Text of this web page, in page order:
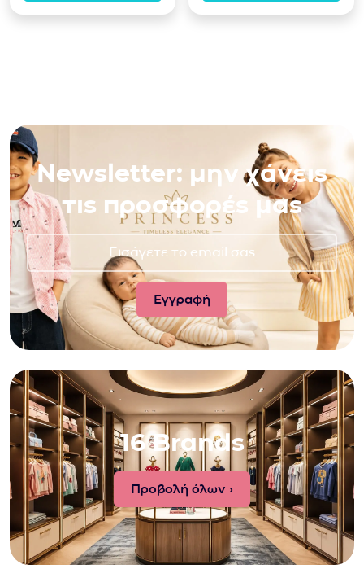
Newsletter: μην χάνεις
τις προσφορές μας
16 Brands
Προβολή όλων ›